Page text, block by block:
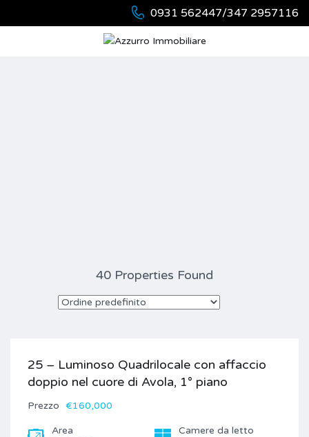
0931 562447/347 2957116
40 Properties Found
25 – Luminoso Quadrilocale con affaccio
doppio nel cuore di Avola, 1° piano
Prezzo €160,000
Area Camere da letto